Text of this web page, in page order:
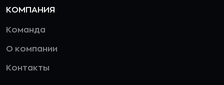
КОМПАНИЯ
Команда
О компании
Контакты